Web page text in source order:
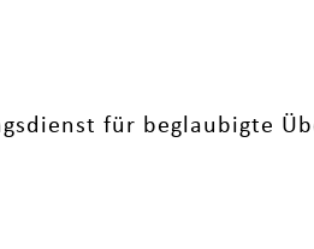
für beglaubigte